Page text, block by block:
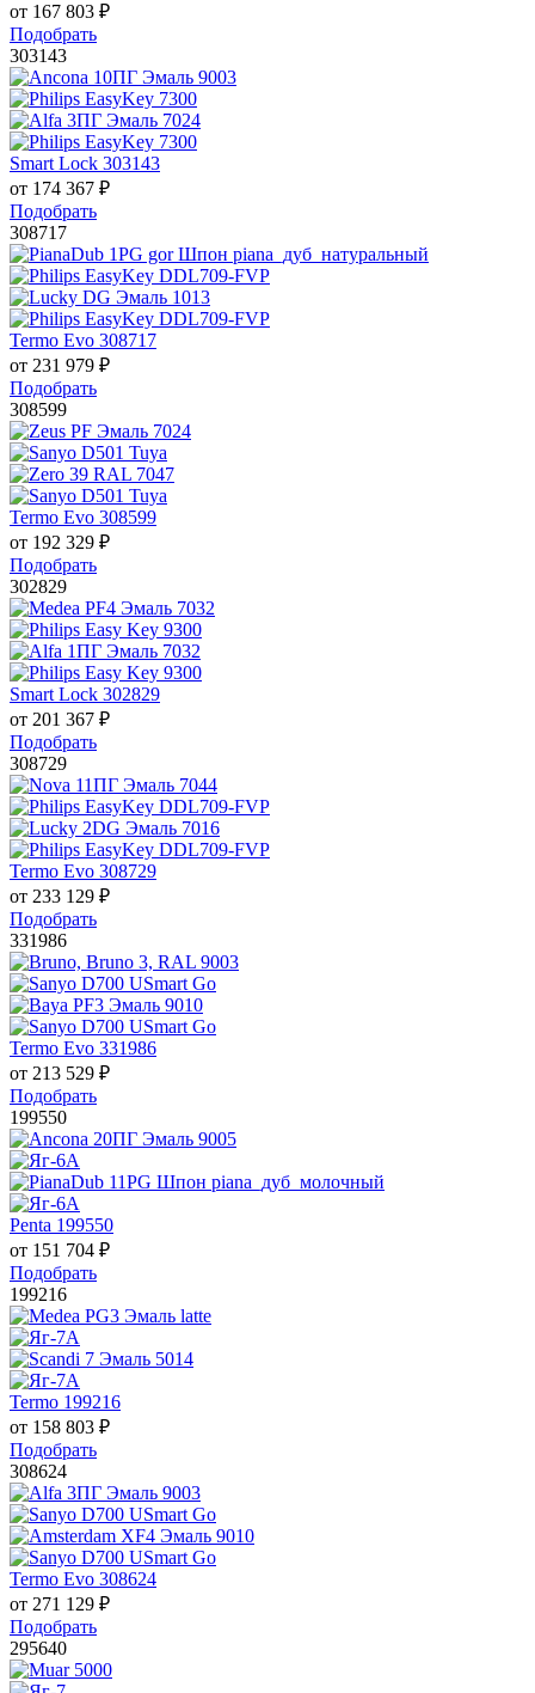
от 167 803 ₽
Подобрать
303143
Smart Lock 303143
от 174 367 ₽
Подобрать
308717
Termo Evo 308717
от 231 979 ₽
Подобрать
308599
Termo Evo 308599
от 192 329 ₽
Подобрать
302829
Smart Lock 302829
от 201 367 ₽
Подобрать
308729
Termo Evo 308729
от 233 129 ₽
Подобрать
331986
Termo Evo 331986
от 213 529 ₽
Подобрать
199550
Penta 199550
от 151 704 ₽
Подобрать
199216
Termo 199216
от 158 803 ₽
Подобрать
308624
Termo Evo 308624
от 271 129 ₽
Подобрать
295640